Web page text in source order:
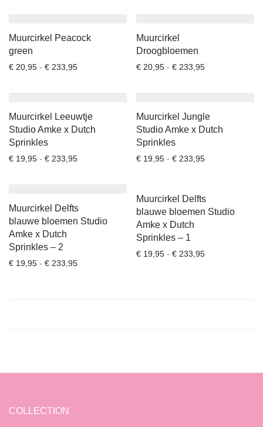
Muurcirkel Peacock
green
€ 20,95 - € 233,95Prijsklasse: € 20,95 tot € 233,95
Muurcirkel
Droogbloemen
€ 20,95 - € 233,95Prijsklasse: €
Muurcirkel Leeuwtje
Studio Amke x Dutch
Sprinkles
€ 19,95 - € 233,95Prijsklasse: € 19,95 tot € 233,95
Muurcirkel Jungle
Studio Amke x Dutch
Sprinkles
€ 19,95 - € 233,95Prijsklasse: €
Muurcirkel Delfts
blauwe bloemen Studio
Amke x Dutch
Sprinkles – 2
€ 19,95 - € 233,95Prijsklasse: € 19,95 tot € 233,95
Muurcirkel Delfts
blauwe bloemen Studio
Amke x Dutch
Sprinkles – 1
€ 19,95 - € 233,95Prijsklasse: €
COLLECTION